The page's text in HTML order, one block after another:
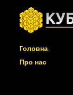
Головна
Про нас